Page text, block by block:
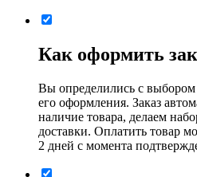
Как оформить
Вы определились с выбором
его оформления. Заказ
наличие товара, делаем
доставки. Оплатить товар
2 дней с момента